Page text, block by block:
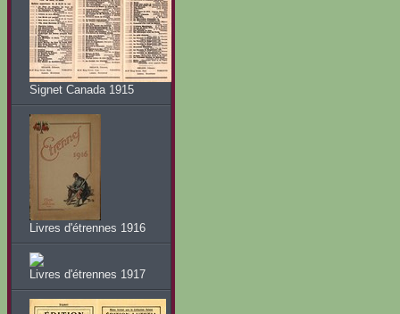
Signet Canada 1915
Livres d'étrennes 1916
Livres d'étrennes 1917